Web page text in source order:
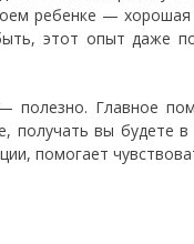
ребенке —
этот опыт даже
Главное
получать вы будете
помогает